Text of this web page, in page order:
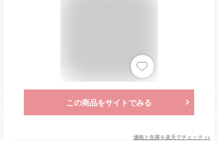
この商品をサイトでみる
価格と在庫を楽天でチェック >>